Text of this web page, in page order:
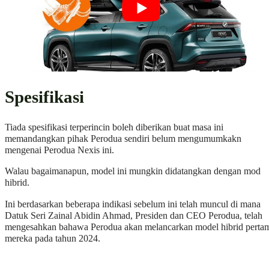
Spesifikasi
Tiada spesifikasi terperincin boleh diberikan buat masa ini
memandangkan pihak Perodua sendiri belum mengumumkakn
mengenai Perodua Nexis ini.
Walau bagaimanapun, model ini mungkin didatangkan dengan mod
hibrid.
Ini berdasarkan beberapa indikasi sebelum ini telah muncul di mana
Datuk Seri Zainal Abidin Ahmad, Presiden dan CEO Perodua, telah
mengesahkan bahawa Perodua akan melancarkan model hibrid
mereka pada tahun 2024.